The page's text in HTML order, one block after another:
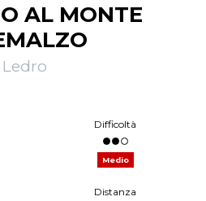
AL MONTE
Ledro
Difficoltà
Medio
Distanza